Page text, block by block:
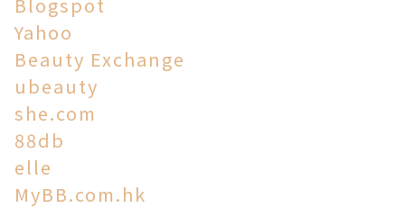
Yahoo
Beauty Exchange
ubeauty
she.com
88db
elle
MyBB.com.hk